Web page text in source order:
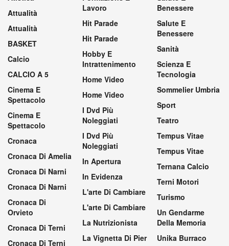
Attualità
Attualità
BASKET
Calcio
CALCIO A 5
Cinema E
Spettacolo
Cinema E
Spettacolo
Cronaca
Cronaca Di Amelia
Cronaca Di Narni
Cronaca Di Narni
Cronaca Di
Orvieto
Cronaca Di Terni
Cronaca Di Terni
Lavoro
Hit Parade
Hit Parade
Hobby E
Intrattenimento
Home Video
Home Video
I Dvd Più
Noleggiati
I Dvd Più
Noleggiati
In Apertura
In Evidenza
L'arte Di Cambiare
L'arte Di Cambiare
La Nutrizionista
La Vignetta Di Pier
Benessere
Salute E
Benessere
Sanità
Scienza E
Tecnologia
Sommelier Umbria
Sport
Teatro
Tempus Vitae
Tempus Vitae
Ternana Calcio
Terni Motori
Turismo
Un Gendarme
Della Memoria
Unika Burraco